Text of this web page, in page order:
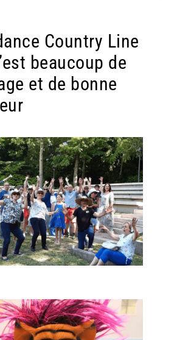
Country Line
beaucoup de
et de bonne